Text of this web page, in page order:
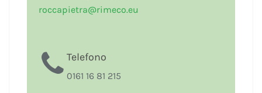
roccapietra@rimeco.eu
Telefono
0161 16 81 215